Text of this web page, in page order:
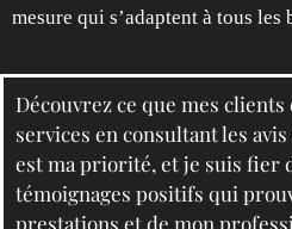
mesure qui s’adaptent à tous les
Découvrez ce que mes
services en consultant les
est ma priorité, et je suis fier
témoignages positifs qui
prestations et de mon